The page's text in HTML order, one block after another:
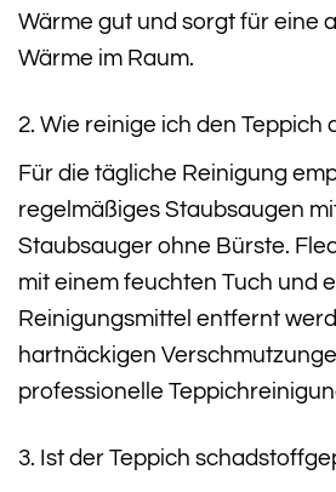
Wärme gut und sorgt für eine
Wärme im Raum.
2. Wie reinige ich den Teppich
Für die tägliche Reinigung
regelmäßiges Staubsaugen
Staubsauger ohne Bürste.
mit einem feuchten Tuch und
Reinigungsmittel entfernt
hartnäckigen
professionelle
3. Ist der Teppich